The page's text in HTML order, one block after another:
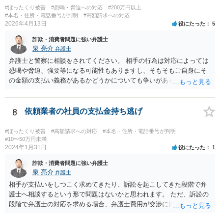
#ぼったくり被害 #恐喝・脅迫への対応
#200万円以上
#本名・住所・電話番号が判明
#高額請求への対応
2026年4月13日 役にたった 5
詐欺・消費者問題に強い弁護士
泉 亮介 弁護士
弁護士と警察に相談をされてください。 相手の行為は対応によっては
恐喝や脅迫、強要等になる可能性もありますし、そもそもご自身にそ
の金額の支払い義務があるかどうかについても争いがあるでしょう。
8 依頼業者の社員の支払金持ち逃げ
#ぼったくり被害 #高額請求への対応
#本名・住所・電話番号が判明
#10〜50万円未満
2024年1月31日 役にたった 1
詐欺・消費者問題に強い弁護士
泉 亮介 弁護士
相手が支払いをしつこく求めてきたり、訴訟を起こしてきた段階で弁
護士へ相談するという形で問題はないかと思われます。 ただ、訴訟の
段階で弁護士の対応を求める場合、弁護士費用が交渉に比べて高くな